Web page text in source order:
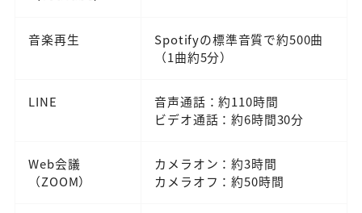
音楽再生
Spotifyの標準音質で約500曲
（1曲約5分）
LINE
音声通話：約110時間
ビデオ通話：約6時間30分
Web会議
（ZOOM）
カメラオン：約3時間
カメラオフ：約50時間